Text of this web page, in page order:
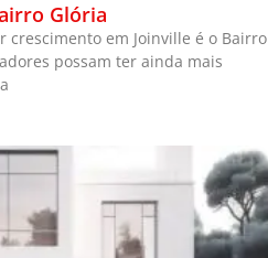
Glória
crescimento em Joinville é o Bairro
possam ter ainda mais